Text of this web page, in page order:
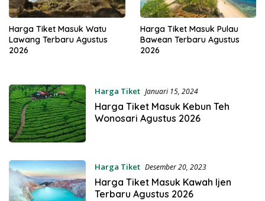
Harga Tiket Masuk Watu
Lawang Terbaru Agustus
2026
Harga Tiket Masuk Pulau
Bawean Terbaru Agustus
2026
Harga Tiket Januari 15, 2024
Harga Tiket Masuk Kebun Teh
Wonosari Agustus 2026
Harga Tiket Desember 20, 2023
Harga Tiket Masuk Kawah Ijen
Terbaru Agustus 2026